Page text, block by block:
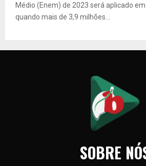
Médio (Enem) de 2023 será aplicado
quando mais de 3,9 milhões...
SOBRE